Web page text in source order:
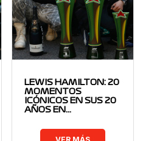
LEWIS HAMILTON: 20
MOMENTOS
ICÓNICOS EN SUS 20
AÑOS EN…